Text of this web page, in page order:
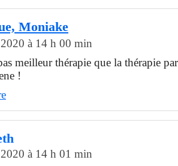
Moniake
à 14 h 00 min
meilleur thérapie que la thérapie
!
à 14 h 01 min